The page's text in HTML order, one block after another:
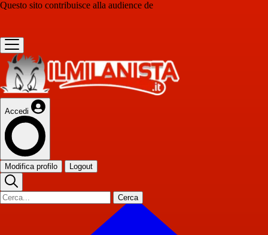
Questo sito contribuisce alla audience de
Accedi
Modifica profilo Logout
Cerca